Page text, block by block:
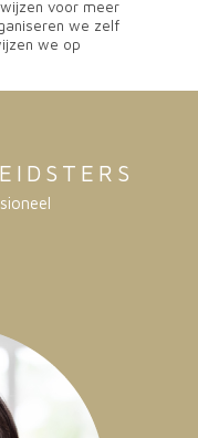
voor meer
we zelf
we op